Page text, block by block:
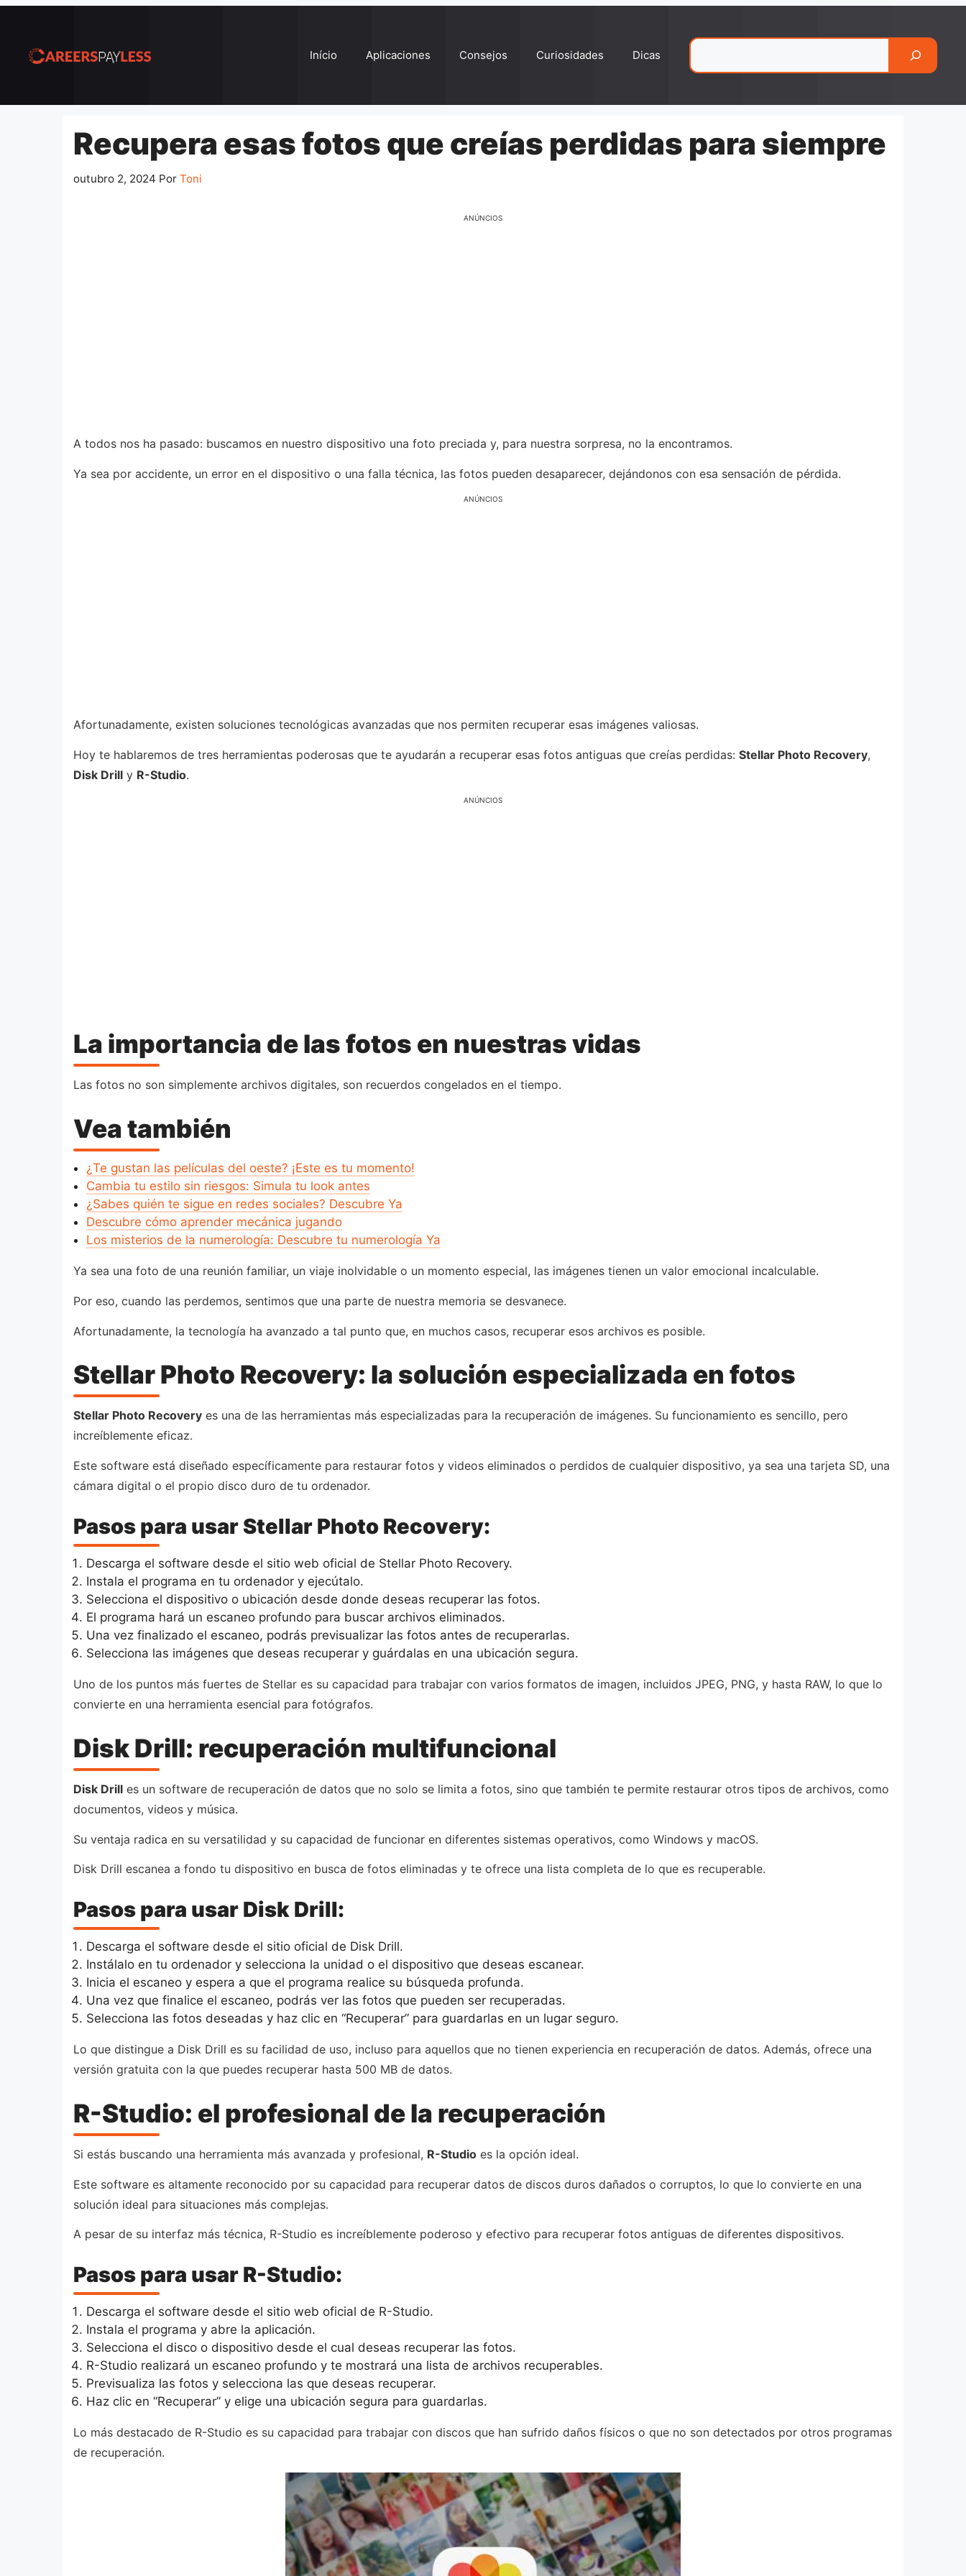
conteúdo
Início Aplicaciones Consejos Curiosidades Dicas
Recupera esas fotos que creías perdidas para siempre
outubro 2, 2024 Por Toni
ANÚNCIOS
A todos nos ha pasado: buscamos en nuestro dispositivo una foto preciada y, para nuestra sorpresa, no la encontramos.
Ya sea por accidente, un error en el dispositivo o una falla técnica, las fotos pueden desaparecer, dejándonos con esa sensación de pérdida.
ANÚNCIOS
Afortunadamente, existen soluciones tecnológicas avanzadas que nos permiten recuperar esas imágenes valiosas.
Hoy te hablaremos de tres herramientas poderosas que te ayudarán a recuperar esas fotos antiguas que creías perdidas: Stellar Photo Recovery,
Disk Drill y R-Studio.
ANÚNCIOS
La importancia de las fotos en nuestras vidas
Las fotos no son simplemente archivos digitales, son recuerdos congelados en el tiempo.
Vea también
¿Te gustan las películas del oeste? ¡Este es tu momento!
Cambia tu estilo sin riesgos: Simula tu look antes
¿Sabes quién te sigue en redes sociales? Descubre Ya
Descubre cómo aprender mecánica jugando
Los misterios de la numerología: Descubre tu numerología Ya
Ya sea una foto de una reunión familiar, un viaje inolvidable o un momento especial, las imágenes tienen un valor emocional incalculable.
Por eso, cuando las perdemos, sentimos que una parte de nuestra memoria se desvanece.
Afortunadamente, la tecnología ha avanzado a tal punto que, en muchos casos, recuperar esos archivos es posible.
Stellar Photo Recovery: la solución especializada en fotos
Stellar Photo Recovery es una de las herramientas más especializadas para la recuperación de imágenes. Su funcionamiento es sencillo, pero
increíblemente eficaz.
Este software está diseñado específicamente para restaurar fotos y videos eliminados o perdidos de cualquier dispositivo, ya sea una tarjeta SD, una
cámara digital o el propio disco duro de tu ordenador.
Pasos para usar Stellar Photo Recovery:
Descarga el software desde el sitio web oficial de Stellar Photo Recovery.
Instala el programa en tu ordenador y ejecútalo.
Selecciona el dispositivo o ubicación desde donde deseas recuperar las fotos.
El programa hará un escaneo profundo para buscar archivos eliminados.
Una vez finalizado el escaneo, podrás previsualizar las fotos antes de recuperarlas.
Selecciona las imágenes que deseas recuperar y guárdalas en una ubicación segura.
Uno de los puntos más fuertes de Stellar es su capacidad para trabajar con varios formatos de imagen, incluidos JPEG, PNG, y hasta RAW, lo que lo
convierte en una herramienta esencial para fotógrafos.
Disk Drill: recuperación multifuncional
Disk Drill es un software de recuperación de datos que no solo se limita a fotos, sino que también te permite restaurar otros tipos de archivos, como
documentos, videos y música.
Su ventaja radica en su versatilidad y su capacidad de funcionar en diferentes sistemas operativos, como Windows y macOS.
Disk Drill escanea a fondo tu dispositivo en busca de fotos eliminadas y te ofrece una lista completa de lo que es recuperable.
Pasos para usar Disk Drill:
Descarga el software desde el sitio oficial de Disk Drill.
Instálalo en tu ordenador y selecciona la unidad o el dispositivo que deseas escanear.
Inicia el escaneo y espera a que el programa realice su búsqueda profunda.
Una vez que finalice el escaneo, podrás ver las fotos que pueden ser recuperadas.
Selecciona las fotos deseadas y haz clic en “Recuperar” para guardarlas en un lugar seguro.
Lo que distingue a Disk Drill es su facilidad de uso, incluso para aquellos que no tienen experiencia en recuperación de datos. Además, ofrece una
versión gratuita con la que puedes recuperar hasta 500 MB de datos.
R-Studio: el profesional de la recuperación
Si estás buscando una herramienta más avanzada y profesional, R-Studio es la opción ideal.
Este software es altamente reconocido por su capacidad para recuperar datos de discos duros dañados o corruptos, lo que lo convierte en una
solución ideal para situaciones más complejas.
A pesar de su interfaz más técnica, R-Studio es increíblemente poderoso y efectivo para recuperar fotos antiguas de diferentes dispositivos.
Pasos para usar R-Studio:
Descarga el software desde el sitio web oficial de R-Studio.
Instala el programa y abre la aplicación.
Selecciona el disco o dispositivo desde el cual deseas recuperar las fotos.
R-Studio realizará un escaneo profundo y te mostrará una lista de archivos recuperables.
Previsualiza las fotos y selecciona las que deseas recuperar.
Haz clic en “Recuperar” y elige una ubicación segura para guardarlas.
Lo más destacado de R-Studio es su capacidad para trabajar con discos que han sufrido daños físicos o que no son detectados por otros programas
de recuperación.